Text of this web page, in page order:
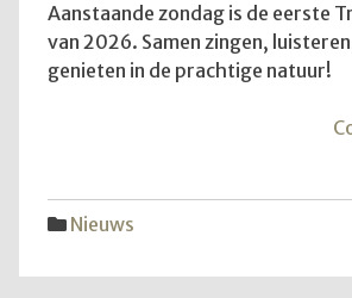
Aanstaande zondag is de eerste
van 2026. Samen zingen,
genieten in de prachtige natuur!
Nieuws